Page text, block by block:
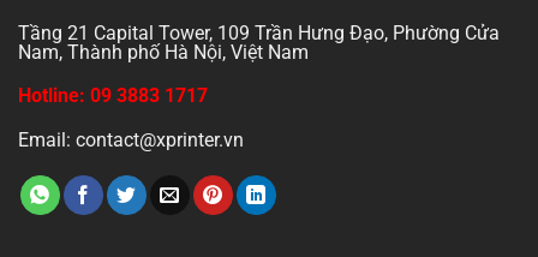
Tầng 21 Capital Tower, 109 Trần Hưng Đạo, Phường Cửa
Nam, Thành phố Hà Nội, Việt Nam
Hotline: 09 3883 1717
Email: contact@xprinter.vn